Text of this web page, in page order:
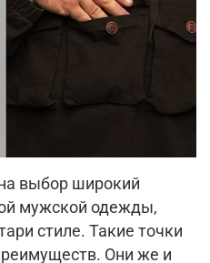
выбор широкий
мужской одежды,
стиле. Такие точки
Они же и